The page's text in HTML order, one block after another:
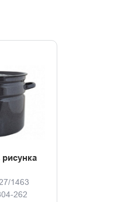
рисунка
1463
262